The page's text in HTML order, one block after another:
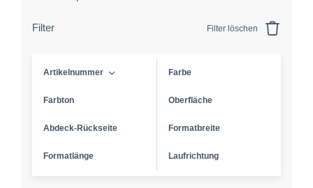
Filter Filter löschen
Artikelnummer Farbe
Farbton Oberfläche
Abdeck-Rückseite Formatbreite
Formatlänge Laufrichtung